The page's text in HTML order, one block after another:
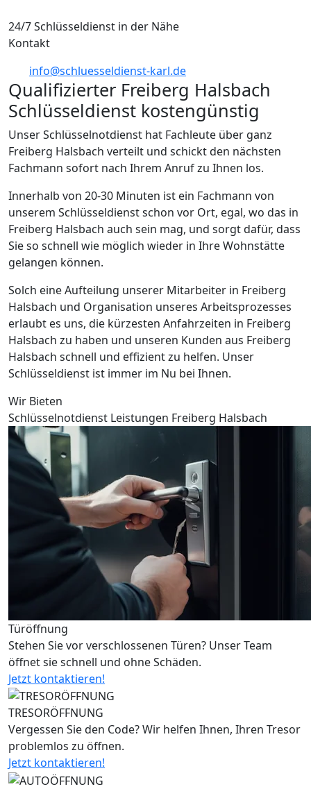
24/7 Schlüsseldienst in der Nähe
Kontakt
info@schluesseldienst-karl.de
Qualifizierter Freiberg Halsbach
Schlüsseldienst kostengünstig
Unser Schlüsselnotdienst hat Fachleute über ganz
Freiberg Halsbach verteilt und schickt den nächsten
Fachmann sofort nach Ihrem Anruf zu Ihnen los.
Innerhalb von 20-30 Minuten ist ein Fachmann von
unserem Schlüsseldienst schon vor Ort, egal, wo das in
Freiberg Halsbach auch sein mag, und sorgt dafür, dass
Sie so schnell wie möglich wieder in Ihre Wohnstätte
gelangen können.
Solch eine Aufteilung unserer Mitarbeiter in Freiberg
Halsbach und Organisation unseres Arbeitsprozesses
erlaubt es uns, die kürzesten Anfahrzeiten in Freiberg
Halsbach zu haben und unseren Kunden aus Freiberg
Halsbach schnell und effizient zu helfen. Unser
Schlüsseldienst ist immer im Nu bei Ihnen.
Wir Bieten
Schlüsselnotdienst Leistungen Freiberg Halsbach
Türöffnung
Stehen Sie vor verschlossenen Türen? Unser Team
öffnet sie schnell und ohne Schäden.
Jetzt kontaktieren!
TRESORÖFFNUNG
Vergessen Sie den Code? Wir helfen Ihnen, Ihren Tresor
problemlos zu öffnen.
Jetzt kontaktieren!